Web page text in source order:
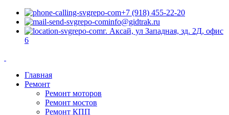
+7 (918) 455-22-20
info@gidtrak.ru
г. Аксай, ул Западная, зд. 2Д, офис
6
Главная
Ремонт
Ремонт моторов
Ремонт мостов
Ремонт КПП